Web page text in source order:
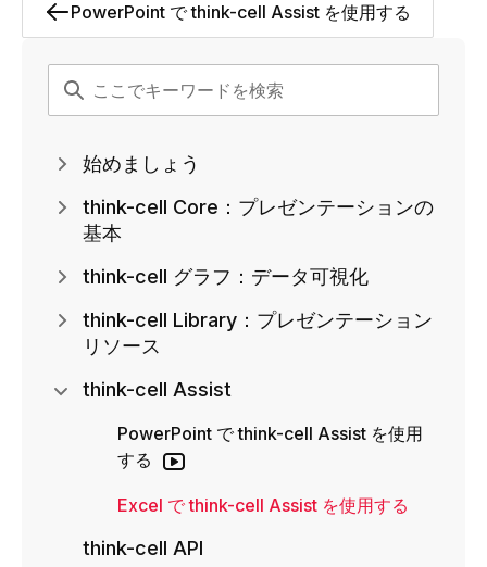
PowerPoint で think-cell Assist を使用する
始めましょう
think-cell Core：プレゼンテーションの
基本
think-cell グラフ：データ可視化
think-cell Library：プレゼンテーション
リソース
think-cell Assist
PowerPoint で think-cell Assist を使用
する
Excel で think-cell Assist を使用する
think-cell API